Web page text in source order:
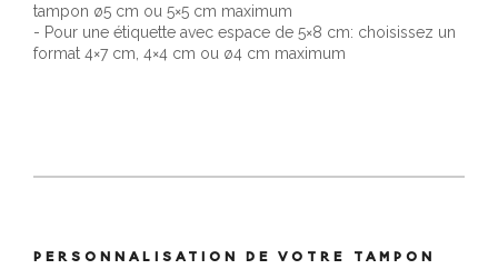
tampon ø5 cm ou 5×5 cm maximum
- Pour une étiquette avec espace de 5×8 cm: choisissez un
format 4×7 cm, 4×4 cm ou ø4 cm maximum
PERSONNALISATION DE VOTRE TAMPON